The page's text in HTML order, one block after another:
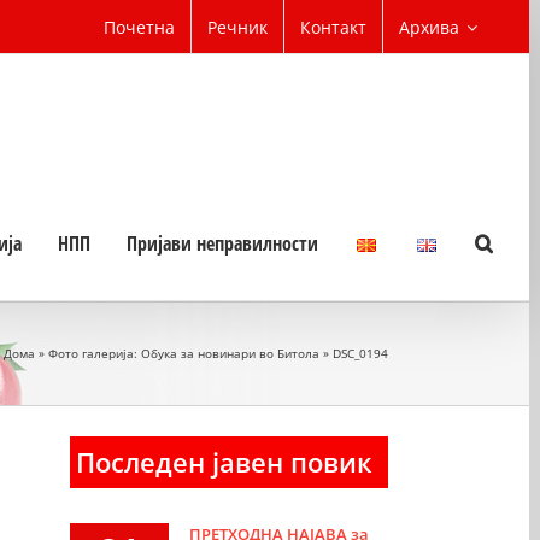
Почетна Речник Контакт Архива
НПП Пријави неправилности
Дома » Фото галерија: Обука за новинари во Битола » DSC_0194
Последен јавен повик
ПРЕТХОДНА НАЈАВА за